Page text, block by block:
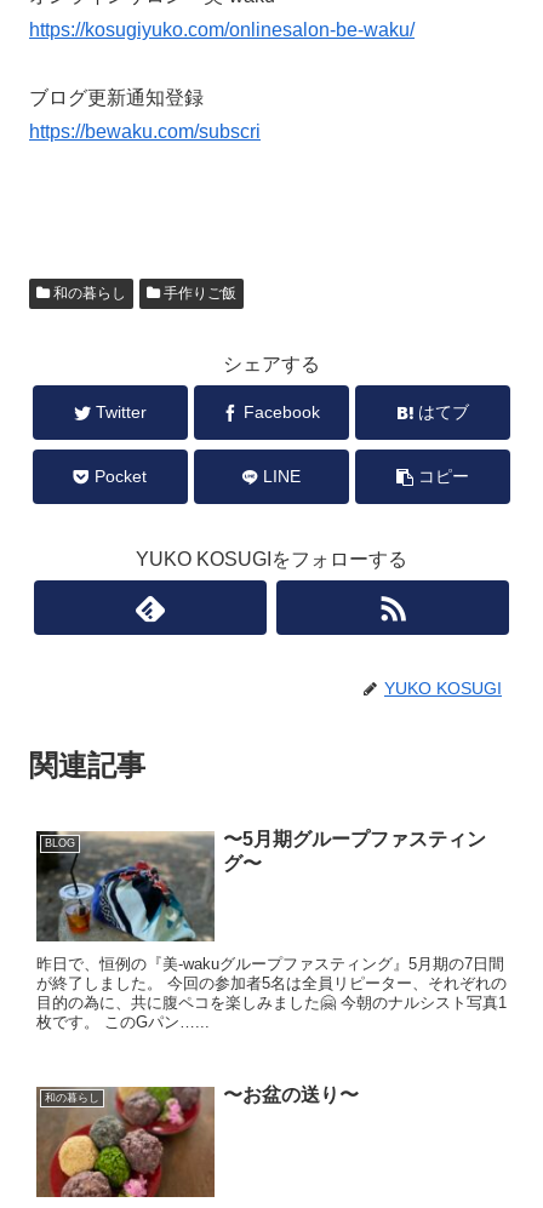
https://kosugiyuko.com/onlinesalon-be-waku/
ブログ更新通知登録
https://bewaku.com/subscri
和の暮らし 手作りご飯
シェアする
Twitter Facebook はてブ
Pocket LINE コピー
YUKO KOSUGIをフォローする
YUKO KOSUGI
関連記事
BLOG
〜5月期グループファスティン
グ〜
昨日で、恒例の『美-wakuグループファスティング』5月期の7日間
が終了しました。 今回の参加者5名は全員リピーター、それぞれの
目的の為に、共に腹ペコを楽しみました🤗 今朝のナルシスト写真1
枚です。 このGパン…...
和の暮らし 〜お盆の送り〜